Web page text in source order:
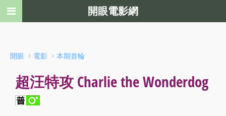
開眼 ﹥ 電影 ﹥ 本期首輪
超汪特攻 Charlie the Wonderdog
開眼電影網